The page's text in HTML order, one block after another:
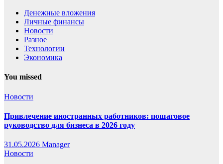
Денежные вложения
Личные финансы
Новости
Разное
Технологии
Экономика
You missed
Новости
Привлечение иностранных работников: пошаговое
руководство для бизнеса в 2026 году
31.05.2026 Manager
Новости